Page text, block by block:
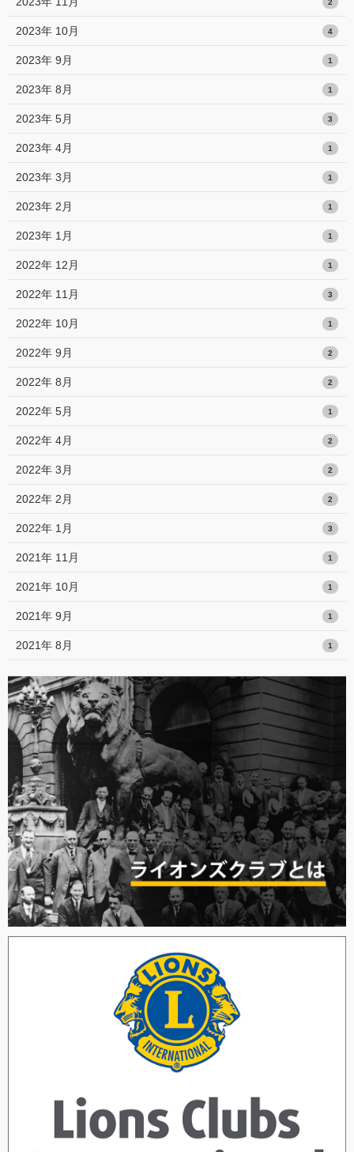
2
2023年 10月 4
2023年 9月 1
2023年 8月 1
2023年 5月 3
2023年 4月 1
2023年 3月 1
2023年 2月 1
2023年 1月 1
2022年 12月 1
2022年 11月 3
2022年 10月 1
2022年 9月 2
2022年 8月 2
2022年 5月 1
2022年 4月 2
2022年 3月 2
2022年 2月 2
2022年 1月 3
2021年 11月 1
2021年 10月 1
2021年 9月 1
2021年 8月 1